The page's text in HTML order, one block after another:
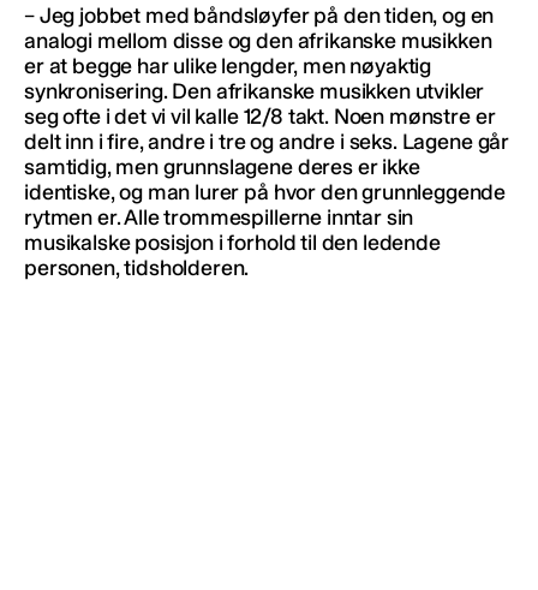
– Jeg jobbet med båndsløyfer på den tiden, og en
analogi mellom disse og den afrikanske musikken
er at begge har ulike lengder, men nøyaktig
synkronisering. Den afrikanske musikken utvikler
seg ofte i det vi vil kalle 12/8 takt. Noen mønstre er
delt inn i fire, andre i tre og andre i seks. Lagene går
samtidig, men grunnslagene deres er ikke
identiske, og man lurer på hvor den grunnleggende
rytmen er. Alle trommespillerne inntar sin
musikalske posisjon i forhold til den ledende
personen, tidsholderen.